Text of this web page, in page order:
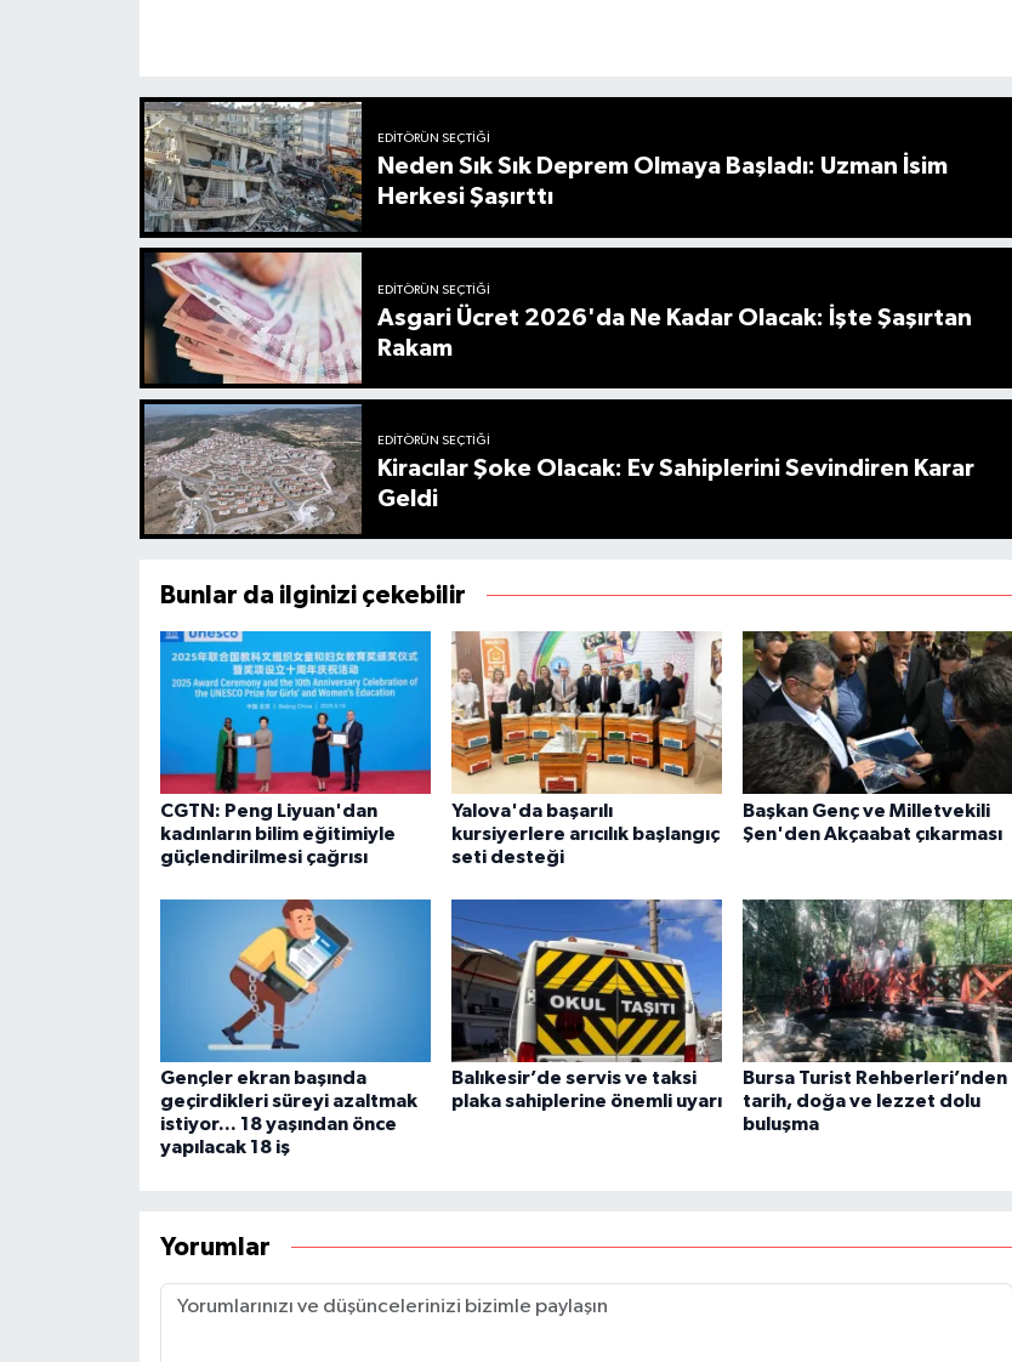
EDITÖRÜN SEÇTIĞI
Neden Sık Sık Deprem Olmaya Başladı: Uzman İsim
Herkesi Şaşırttı
EDITÖRÜN SEÇTIĞI
Asgari Ücret 2026'da Ne Kadar Olacak: İşte Şaşırtan
Rakam
EDITÖRÜN SEÇTIĞI
Kiracılar Şoke Olacak: Ev Sahiplerini Sevindiren Karar
Geldi
Bunlar da ilginizi çekebilir
CGTN: Peng Liyuan'dan
kadınların bilim eğitimiyle
güçlendirilmesi çağrısı
Yalova'da başarılı
kursiyerlere arıcılık başlangıç
seti desteği
Başkan Genç ve Milletvekili
Şen'den Akçaabat çıkarması
Gençler ekran başında
geçirdikleri süreyi azaltmak
istiyor... 18 yaşından önce
yapılacak 18 iş
Balıkesir’de servis ve taksi
plaka sahiplerine önemli uyarı
Bursa Turist Rehberleri’nden
tarih, doğa ve lezzet dolu
buluşma
Yorumlar